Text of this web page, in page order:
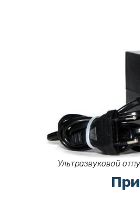
Ультразвуковой